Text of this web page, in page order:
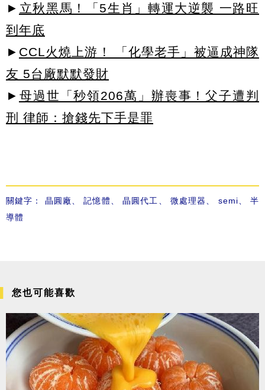
► 立秋黑馬！「5生肖」轉運大逆襲 一路旺
到年底
► CCL火燒上游！ 「化學老手」被逼成神隊
友 5台廠默默發財
► 母過世「秒領206萬」辦喪事！父子遭判
刑 律師：搶錢先下手是罪
關鍵字： 晶圓廠 、記憶體 、晶圓代工 微處理器 semi 、半
導體
您也可能喜歡